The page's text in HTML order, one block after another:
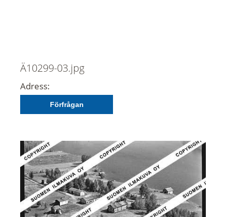
Ä10299-03.jpg
Adress:
Förfrågan